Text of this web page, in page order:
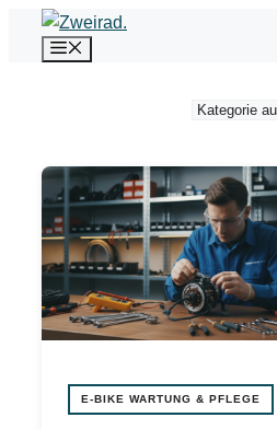
Kategorien
E-BIKE WARTUNG & PFLEGE